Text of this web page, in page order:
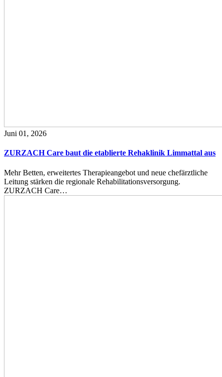
Juni 01, 2026
ZURZACH Care baut die etablierte Rehaklinik Limmattal aus
Mehr Betten, erweitertes Therapieangebot und neue chefärztliche
Leitung stärken die regionale Rehabilitationsversorgung.
ZURZACH Care…